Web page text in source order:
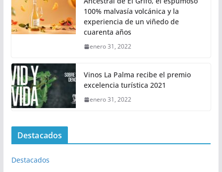
100% malvasía volcánica y la
experiencia de un viñedo de
cuarenta años
enero 31, 2022
Vinos La Palma recibe el premio
excelencia turística 2021
enero 31, 2022
Destacados
Destacados